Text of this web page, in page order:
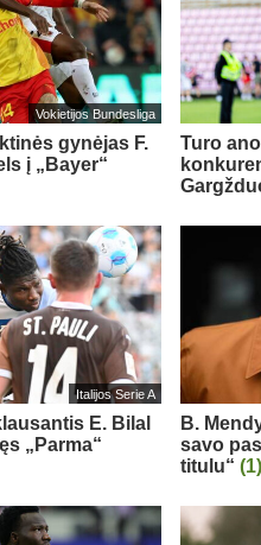
Vokietijos Bundesliga
gynėjas F.
į „Bayer“
Turo
Italijos Serie A
E. Bilal
„Parma“
B.
savo
titulu“